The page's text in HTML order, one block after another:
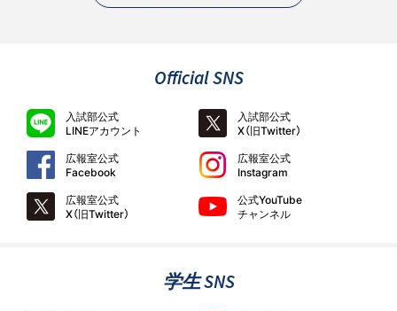
Official SNS
入試部公式
LINEアカウント
入試部公式
X（旧Twitter）
広報室公式
Facebook
広報室公式
Instagram
広報室公式
X（旧Twitter）
公式YouTube
チャンネル
学生 SNS